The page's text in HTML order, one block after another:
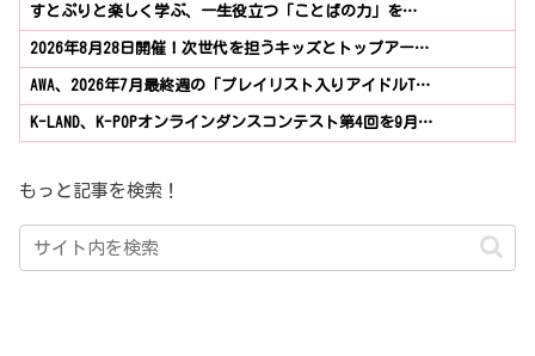
すとぷりと楽しく学ぶ、一生役立つ「ことばの力」を…
2026年8月28日開催！次世代を担うキッズとトップアー…
AWA、2026年7月最終週の「プレイリスト入りアイドルT…
K-LAND、K-POPオンラインダンスコンテスト第4回を9月…
もっと記事を検索！